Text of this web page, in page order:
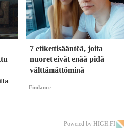
7 etikettisääntöä, joita
nuoret eivät enää pidä
välttämättöminä
Findance
Powered by HIGH.FI